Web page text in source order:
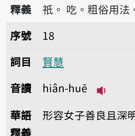
釋義
祇。 吃。粗俗用法
序號18賢慧
序號
18
詞目
賢慧
音讀
hiân-huē
華語
釋義
形容女子善良且深